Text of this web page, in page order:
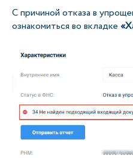
C причиной отказа в
ознакомиться во вкладке